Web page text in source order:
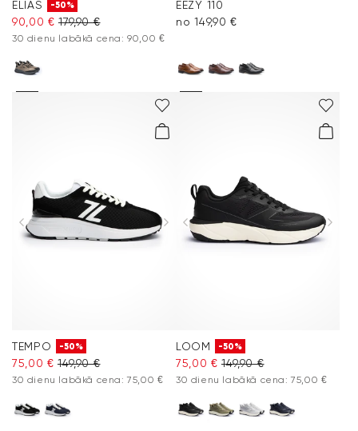
ELIAS -50%
90,00 € 179,90 €
30 dienu labākā cena: 90,00 €
EEZY 110
no 149,90 €
TEMPO -50%
75,00 € 149,90 €
30 dienu labākā cena: 75,00 €
LOOM -50%
75,00 € 149,90 €
30 dienu labākā cena: 75,00 €